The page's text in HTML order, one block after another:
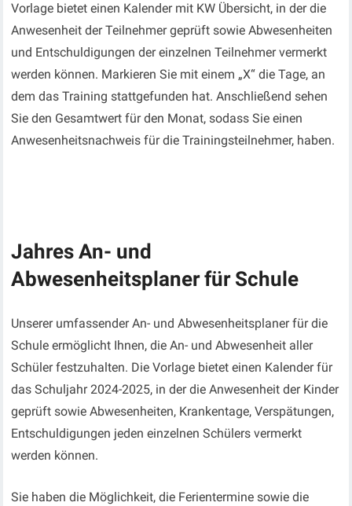
Vorlage bietet einen Kalender mit KW Übersicht, in der die
Anwesenheit der Teilnehmer geprüft sowie Abwesenheiten
und Entschuldigungen der einzelnen Teilnehmer vermerkt
werden können. Markieren Sie mit einem „X“ die Tage, an
dem das Training stattgefunden hat. Anschließend sehen
Sie den Gesamtwert für den Monat, sodass Sie einen
Anwesenheitsnachweis für die Trainingsteilnehmer, haben.
Jahres An- und
Abwesenheitsplaner für Schule
Unserer umfassender An- und Abwesenheitsplaner für die
Schule ermöglicht Ihnen, die An- und Abwesenheit aller
Schüler festzuhalten. Die Vorlage bietet einen Kalender für
das Schuljahr 2024-2025, in der die Anwesenheit der Kinder
geprüft sowie Abwesenheiten, Krankentage, Verspätungen,
Entschuldigungen jeden einzelnen Schülers vermerkt
werden können.
Sie haben die Möglichkeit, die Ferientermine sowie die